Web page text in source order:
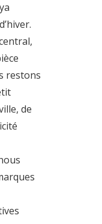
restons
de